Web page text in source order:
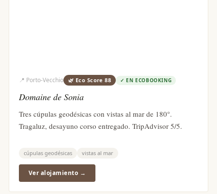
📍 Porto-Vecchio 🌿 Eco Score88 ✓ EN ECOBOOKING
Domaine de Sonia
Tres cúpulas geodésicas con vistas al mar de 180°.
Tragaluz, desayuno corso entregado. TripAdvisor 5/5.
cúpulas geodésicas vistas al mar
Ver alojamiento →